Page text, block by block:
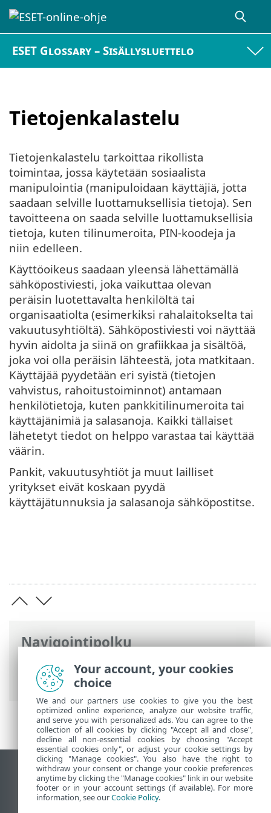
ESET Glossary – Sisällysluettelo
Tietojenkalastelu
Navigointipolku
ESET-online-ohje>ESET Glossary>
Sähköpostiuhat> Tietojenkalastelu
Tietojenkalastelu tarkoittaa rikollista
toimintaa, jossa käytetään sosiaalista
manipulointia (manipuloidaan käyttäjiä, jotta
saadaan selville luottamuksellisia tietoja). Sen
tavoitteena on saada selville luottamuksellisia
tietoja, kuten tilinumeroita, PIN-koodeja ja
niin edelleen.
Käyttöoikeus saadaan yleensä lähettämällä
sähköpostiviesti, joka vaikuttaa olevan
peräisin luotettavalta henkilöltä tai
organisaatiolta (esimerkiksi rahalaitokselta tai
vakuutusyhtiöltä). Sähköpostiviesti voi näyttää
hyvin aidolta ja siinä on grafiikkaa ja sisältöä,
joka voi olla peräisin lähteestä, jota matkitaan.
Käyttäjää pyydetään eri syistä (tietojen
vahvistus, rahoitustoiminnot) antamaan
henkilötietoja, kuten pankkitilinumeroita tai
käyttäjänimiä ja salasanoja. Kaikki tällaiset
lähetetyt tiedot on helppo varastaa tai käyttää
väärin.
Pankit, vakuutusyhtiöt ja muut lailliset
yritykset eivät koskaan pyydä
käyttäjätunnuksia ja salasanoja sähköpostitse.
Näytä tietokonesivusto
End of Life
ESET-tietämyskanta
Your account, your cookies
choice
We and our partners use cookies to give you the best
optimized online experience, analyze our website traffic,
and serve you with personalized ads. You can agree to the
collection of all cookies by clicking "Accept all and close",
decline all non-essential cookies by choosing "Accept
essential cookies only", or adjust your cookie settings by
clicking "Manage cookies". You also have the right to
withdraw your consent or change your cookie preferences
anytime by clicking the "Manage cookies" link in our website
footer or in your account settings (if available). For more
information, see ourCookie Policy.